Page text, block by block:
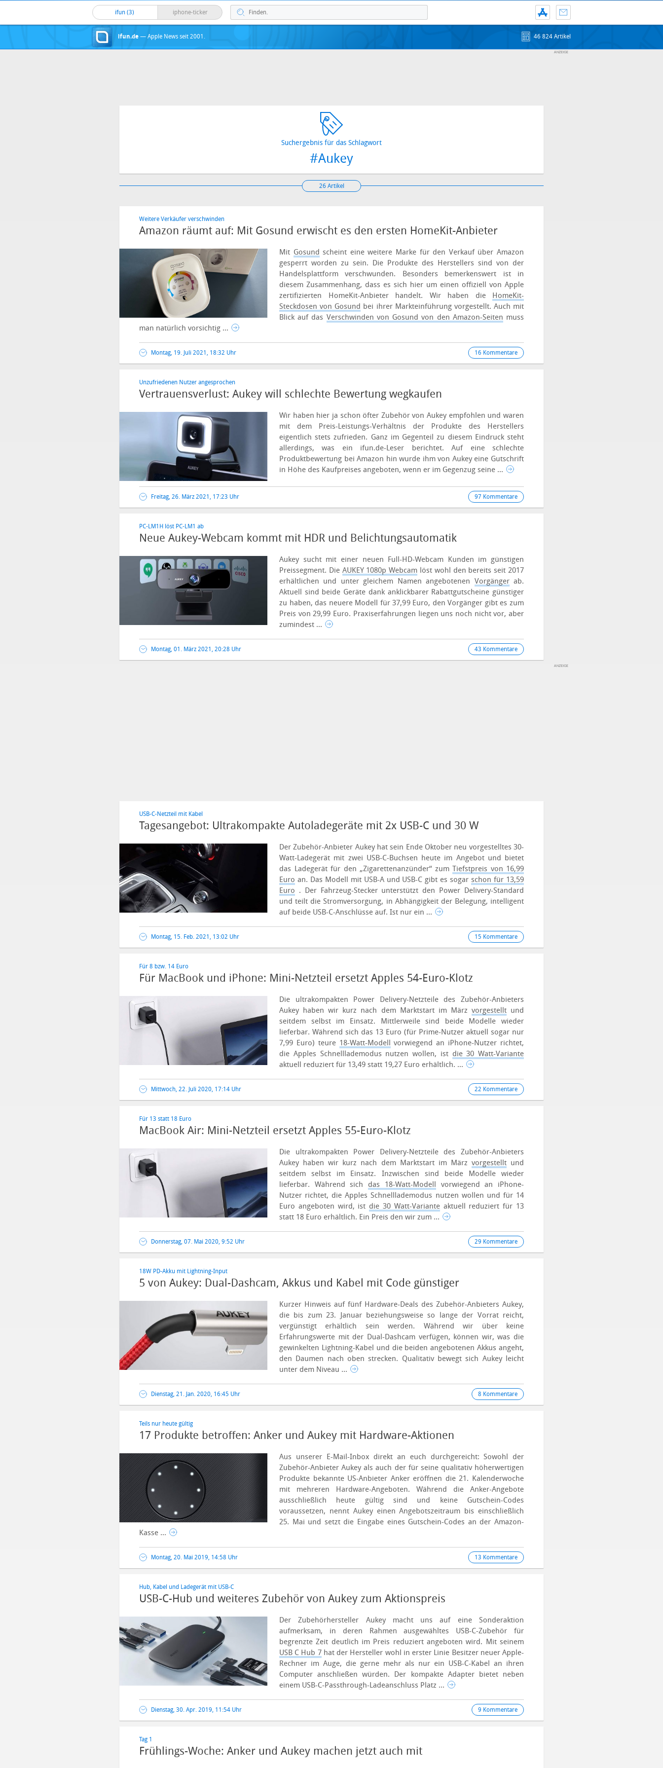
ifun (3) iphone-ticker
ifun.de — Apple News seit 2001. 46 824 Artikel
Suchergebnis für das Schlagwort
#Aukey
26 Artikel
Weitere Verkäufer verschwinden
Amazon räumt auf: Mit Gosund erwischt es den ersten HomeKit-Anbieter
Mit Gosund scheint eine weitere Marke für den Verkauf über Amazon
gesperrt worden zu sein. Die Produkte des Herstellers sind von der
Handelsplattform verschwunden. Besonders bemerkenswert ist in
diesem Zusammenhang, dass es sich hier um einen offiziell von Apple
zertifizierten HomeKit-Anbieter handelt. Wir haben die HomeKit-
Steckdosen von Gosund bei ihrer Markteinführung vorgestellt. Auch mit
Blick auf das Verschwinden von Gosund von den Amazon-Seiten muss
man natürlich vorsichtig ...
Montag, 19. Juli 2021, 18:32 Uhr 16 Kommentare
Unzufriedenen Nutzer angesprochen
Vertrauensverlust: Aukey will schlechte Bewertung wegkaufen
Wir haben hier ja schon öfter Zubehör von Aukey empfohlen und waren
mit dem Preis-Leistungs-Verhältnis der Produkte des Herstellers
eigentlich stets zufrieden. Ganz im Gegenteil zu diesem Eindruck steht
allerdings, was ein ifun.de-Leser berichtet. Auf eine schlechte
Produktbewertung bei Amazon hin wurde ihm von Aukey eine Gutschrift
in Höhe des Kaufpreises angeboten, wenn er im Gegenzug seine ...
Freitag, 26. März 2021, 17:23 Uhr 97 Kommentare
PC-LM1H löst PC-LM1 ab
Neue Aukey-Webcam kommt mit HDR und Belichtungsautomatik
Aukey sucht mit einer neuen Full-HD-Webcam Kunden im günstigen
Preissegment. Die AUKEY 1080p Webcam löst wohl den bereits seit 2017
erhältlichen und unter gleichem Namen angebotenen Vorgängerab.
Aktuell sind beide Geräte dank anklickbarer Rabattgutscheine günstiger
zu haben, das neuere Modell für 37,99 Euro, den Vorgänger gibt es zum
Preis von 29,99 Euro. Praxiserfahrungen liegen uns noch nicht vor, aber
zumindest ...
Montag, 01. März 2021, 20:28 Uhr 43 Kommentare
USB-C-Netzteil mit Kabel
Tagesangebot: Ultrakompakte Autoladegeräte mit 2x USB-C und 30 W
Der Zubehör-Anbieter Aukey hat sein Ende Oktober neu vorgestelltes 30-
Watt-Ladegerät mit zwei USB-C-Buchsen heute im Angebot und bietet
das Ladegerät für den „Zigarettenanzünder“ zum Tiefstpreis von 16,99
Euro an. Das Modell mit USB-A und USB-C gibt es sogarschon für 13,59
Euro . Der Fahrzeug-Stecker unterstützt den Power Delivery-Standard
und teilt die Stromversorgung, in Abhängigkeit der Belegung, intelligent
auf beide USB-C-Anschlüsse auf. Ist nur ein ...
Montag, 15. Feb. 2021, 13:02 Uhr 15 Kommentare
Für 8 bzw. 14 Euro
Für MacBook und iPhone: Mini-Netzteil ersetzt Apples 54-Euro-Klotz
Die ultrakompakten Power Delivery-Netzteile des Zubehör-Anbieters
Aukey haben wir kurz nach dem Marktstart im März vorgestelltund
seitdem selbst im Einsatz. Mittlerweile sind beide Modelle wieder
lieferbar. Während sich das 13 Euro (für Prime-Nutzer aktuell sogar nur
7,99 Euro) teure 18-Watt-Modell vorwiegend an iPhone-Nutzer richtet,
die Apples Schnelllademodus nutzen wollen, ist die 30 Watt-Variante
aktuell reduziert für 13,49 statt 19,27 Euro erhältlich. ...
Mittwoch, 22. Juli 2020, 17:14 Uhr 22 Kommentare
Für 13 statt 18 Euro
MacBook Air: Mini-Netzteil ersetzt Apples 55-Euro-Klotz
Die ultrakompakten Power Delivery-Netzteile des Zubehör-Anbieters
Aukey haben wir kurz nach dem Marktstart im März vorgestelltund
seitdem selbst im Einsatz. Inzwischen sind beide Modelle wieder
lieferbar. Während sich das 18-Watt-Modell vorwiegend an iPhone-
Nutzer richtet, die Apples Schnelllademodus nutzen wollen und für 14
Euro angeboten wird, ist die 30 Watt-Varianteaktuell reduziert für 13
statt 18 Euro erhältlich. Ein Preis den wir zum ...
Donnerstag, 07. Mai 2020, 9:52 Uhr 29 Kommentare
18W PD-Akku mit Lightning-Input
5 von Aukey: Dual-Dashcam, Akkus und Kabel mit Code günstiger
Kurzer Hinweis auf fünf Hardware-Deals des Zubehör-Anbieters Aukey,
die bis zum 23. Januar beziehungsweise so lange der Vorrat reicht,
vergünstigt erhältlich sein werden. Während wir über keine
Erfahrungswerte mit der Dual-Dashcam verfügen, können wir, was die
gewinkelten Lightning-Kabel und die beiden angebotenen Akkus angeht,
den Daumen nach oben strecken. Qualitativ bewegt sich Aukey leicht
unter dem Niveau ...
Dienstag, 21. Jan. 2020, 16:45 Uhr 8 Kommentare
Teils nur heute gültig
17 Produkte betroffen: Anker und Aukey mit Hardware-Aktionen
Aus unserer E-Mail-Inbox direkt an euch durchgereicht: Sowohl der
Zubehör-Anbieter Aukey als auch der für seine qualitativ höherwertigen
Produkte bekannte US-Anbieter Anker eröffnen die 21. Kalenderwoche
mit mehreren Hardware-Angeboten. Während die Anker-Angebote
ausschließlich heute gültig sind und keine Gutschein-Codes
voraussetzen, nennt Aukey einen Angebotszeitraum bis einschließlich
25. Mai und setzt die Eingabe eines Gutschein-Codes an der Amazon-
Kasse ...
Montag, 20. Mai 2019, 14:58 Uhr 13 Kommentare
Hub, Kabel und Ladegerät mit USB-C
USB-C-Hub und weiteres Zubehör von Aukey zum Aktionspreis
Der Zubehörhersteller Aukey macht uns auf eine Sonderaktion
aufmerksam, in deren Rahmen ausgewähltes USB-C-Zubehör für
begrenzte Zeit deutlich im Preis reduziert angeboten wird. Mit seinem
USB C Hub 7hat der Hersteller wohl in erster Linie Besitzer neuer Apple-
Rechner im Auge, die gerne mehr als nur ein USB-C-Kabel an ihren
Computer anschließen würden. Der kompakte Adapter bietet neben
einem USB-C-Passthrough-Ladeanschluss Platz ...
Dienstag, 30. Apr. 2019, 11:54 Uhr 9 Kommentare
Tag 1
Frühlings-Woche: Anker und Aukey machen jetzt auch mit